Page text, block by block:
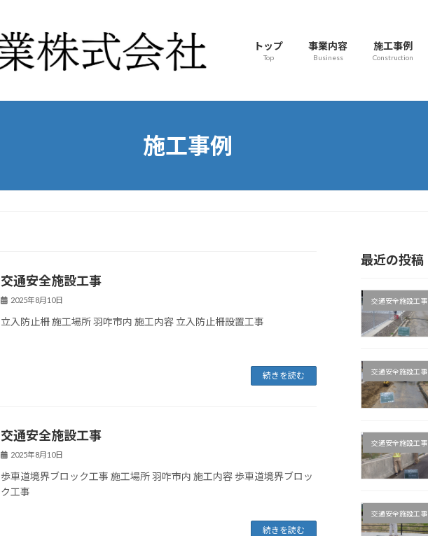
トップ
Top
事業内容
Business
施工事例
Construction
施工事例
交通安全施設工事
2025年8月10日
立入防止柵 施工場所 羽咋市内 施工内容 立入防止柵設置工事
続きを読む
交通安全施設工事
2025年8月10日
歩車道境界ブロック工事 施工場所 羽咋市内 施工内容 歩車道境界ブロッ
ク工事
続きを読む
最近の投稿
交通安全施設工事
交通安全施設工事
交通安全施設工事
交通安全施設工事